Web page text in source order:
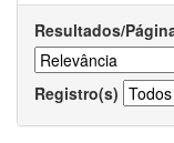
Resultados/
Registro(s)